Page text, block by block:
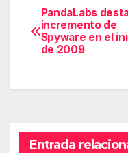
de
PandaLabs
incremento de
Spyware en el
de 2009
Entrada